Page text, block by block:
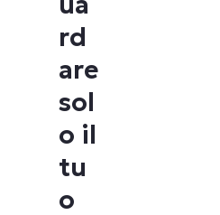
rd
are
sol
o il
tu
o